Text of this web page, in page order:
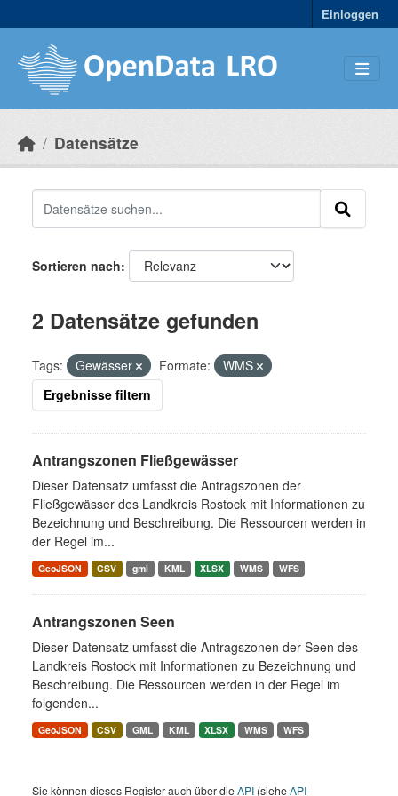
Einloggen
Datensätze
Sortieren nach
2 Datensätze gefunden
Tags: Gewässer Formate:
WMS
Ergebnisse filtern
Antrangszonen Fließgewässer
Dieser Datensatz umfasst die Antragszonen der
Fließgewässer des Landkreis Rostock mit Informationen zu
Bezeichnung und Beschreibung. Die Ressourcen werden in
der Regel im...
GeoJSON CSV gml KML XLSX WMS WFS
Antrangszonen Seen
Dieser Datensatz umfasst die Antragszonen der Seen des
Landkreis Rostock mit Informationen zu Bezeichnung und
Beschreibung. Die Ressourcen werden in der Regel im
folgenden...
GeoJSON CSV GML KML XLSX WMS WFS
Sie können dieses Register auch über dieAPI (sieheAPI-